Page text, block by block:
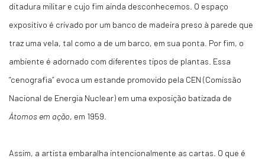
ditadura militar e cujo fim ainda desconhecemos. O espaço
expositivo é crivado por um banco de madeira preso à parede que
traz uma vela, tal como a de um barco, em sua ponta. Por fim, o
ambiente é adornado com diferentes tipos de plantas. Essa
“cenografia” evoca um estande promovido pela CEN (Comissão
Nacional de Energia Nuclear) em uma exposição batizada de
Átomos em ação, em 1959.
Assim, a artista embaralha intencionalmente as cartas. O que é